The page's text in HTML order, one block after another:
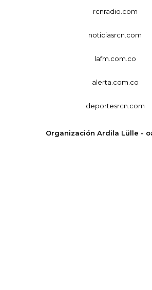
rcnradio.com
noticiasrcn.com
lafm.com.co
alerta.com.co
deportesrcn.com
Organización Ardila Lülle -